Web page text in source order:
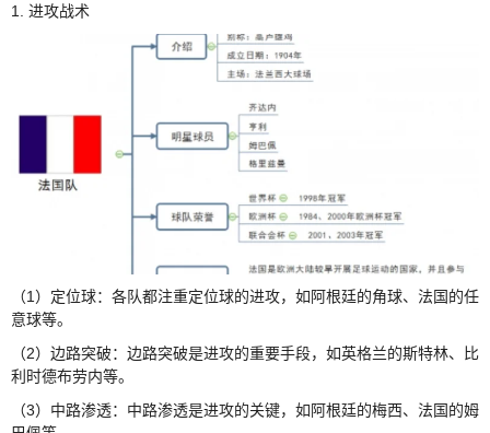
1. 进攻战术
（1）定位球：各队都注重定位球的进攻，如阿根廷的角球、法国的任
意球等。
（2）边路突破：边路突破是进攻的重要手段，如英格兰的斯特林、比
利时德布劳内等。
（3）中路渗透：中路渗透是进攻的关键，如阿根廷的梅西、法国的姆